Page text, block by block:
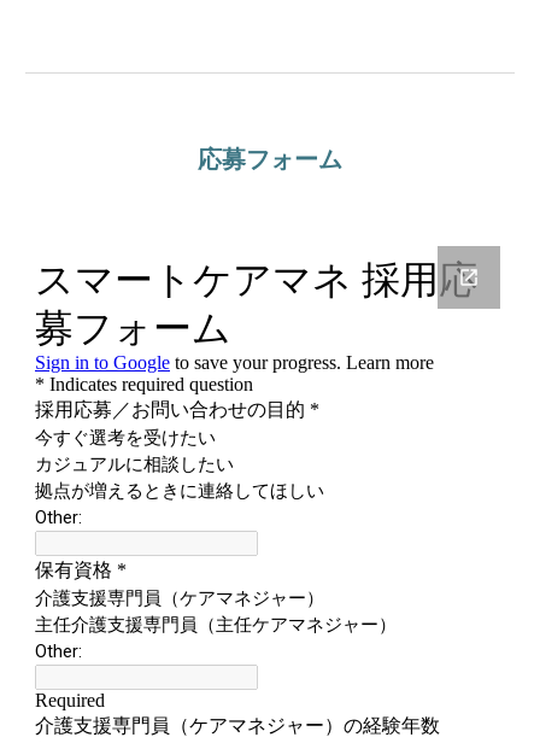
応募フォーム